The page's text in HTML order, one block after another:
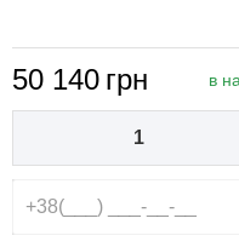
50 140 грн в